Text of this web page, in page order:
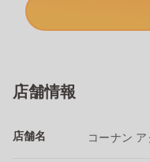
店舗情報
店舗名 コーナン